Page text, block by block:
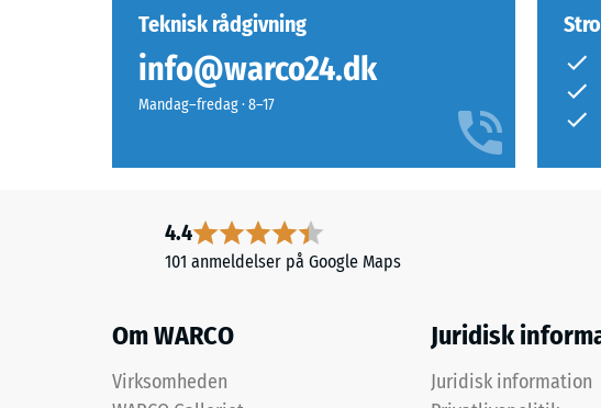
smule,
effekten
begrænset
den
Bestanddele
og
opbygning
aflastning
Teknisk rådgivning
info@warco24.dk
Mandag–fredag · 8–17
4.4
101 anmeldelser på Google Maps
Om WARCO
Virksomheden
Juridisk
Juridisk information